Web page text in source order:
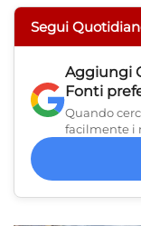
Segui
Aggiungi
Fonti
Quando
facilmente i